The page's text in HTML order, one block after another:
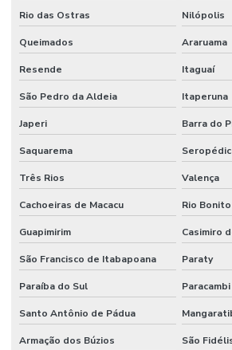
Projeto de detecção e alarme de incêndio
Projeto de hidrante
Projeto contra incêndio
Projeto de incêndio e pânico
Projeto de infraestrutura industrial
Projeto de montagem de estrutura metalica
Projeto de prevenção e combate a incêndio
Projeto de proteção contra incêndio
Projeto de sistema de combate a incêndio
Projeto de sprinkler
Rio das Ostras Nilópolis
Queimados Araruama
Resende Itaguaí
São Pedro da Aldeia Itaperuna
Japeri Barra do
Saquarema
Três Rios Valença
Cachoeiras de Macacu Rio Bonito
Guapimirim Casimiro
São Francisco de Itabapoana Paraty
Paraíba do Sul Paracambi
Santo Antônio de Pádua
Armação dos Búzios São